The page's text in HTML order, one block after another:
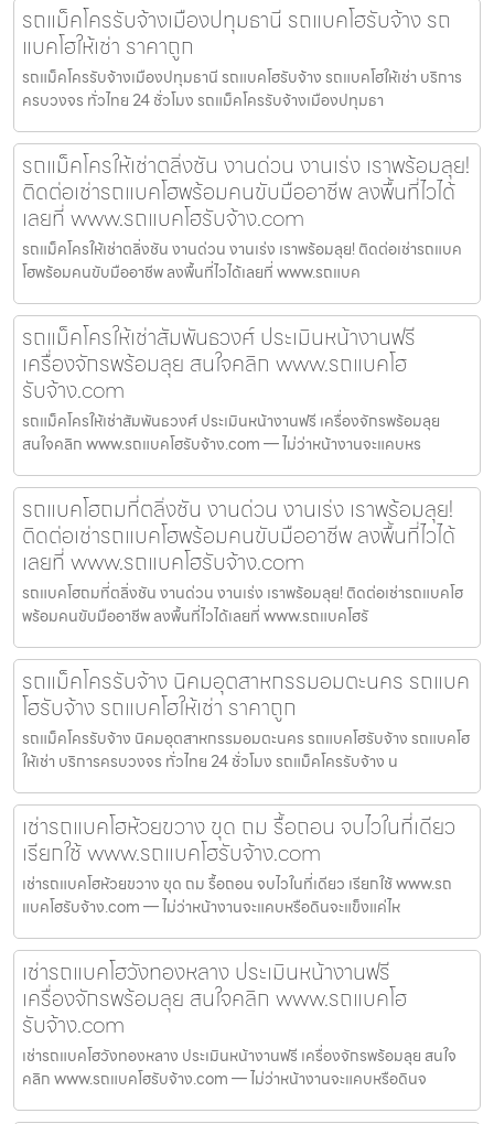
รถแม็คโครรับจ้างเมืองปทุมธานี รถแบคโฮรับจ้าง รถ
แบคโฮให้เช่า ราคาถูก
รถแม็คโครรับจ้างเมืองปทุมธานี รถแบคโฮรับจ้าง รถแบคโฮให้เช่า บริการ
ครบวงจร ทั่วไทย 24 ชั่วโมง รถแม็คโครรับจ้างเมืองปทุมธา
รถแม็คโครให้เช่าตลิ่งชัน งานด่วน งานเร่ง เราพร้อมลุย!
ติดต่อเช่ารถแบคโฮพร้อมคนขับมืออาชีพ ลงพื้นที่ไวได้
เลยที่ www.รถแบคโฮรับจ้าง.com
รถแม็คโครให้เช่าตลิ่งชัน งานด่วน งานเร่ง เราพร้อมลุย! ติดต่อเช่ารถแบค
โฮพร้อมคนขับมืออาชีพ ลงพื้นที่ไวได้เลยที่ www.รถแบค
รถแม็คโครให้เช่าสัมพันธวงศ์ ประเมินหน้างานฟรี
เครื่องจักรพร้อมลุย สนใจคลิก www.รถแบคโฮ
รับจ้าง.com
รถแม็คโครให้เช่าสัมพันธวงศ์ ประเมินหน้างานฟรี เครื่องจักรพร้อมลุย
สนใจคลิก www.รถแบคโฮรับจ้าง.com — ไม่ว่าหน้างานจะแคบหร
รถแบคโฮถมที่ตลิ่งชัน งานด่วน งานเร่ง เราพร้อมลุย!
ติดต่อเช่ารถแบคโฮพร้อมคนขับมืออาชีพ ลงพื้นที่ไวได้
เลยที่ www.รถแบคโฮรับจ้าง.com
รถแบคโฮถมที่ตลิ่งชัน งานด่วน งานเร่ง เราพร้อมลุย! ติดต่อเช่ารถแบคโฮ
พร้อมคนขับมืออาชีพ ลงพื้นที่ไวได้เลยที่ www.รถแบคโฮรั
รถแม็คโครรับจ้าง นิคมอุตสาหกรรมอมตะนคร รถแบค
โฮรับจ้าง รถแบคโฮให้เช่า ราคาถูก
รถแม็คโครรับจ้าง นิคมอุตสาหกรรมอมตะนคร รถแบคโฮรับจ้าง รถแบคโฮ
ให้เช่า บริการครบวงจร ทั่วไทย 24 ชั่วโมง รถแม็คโครรับจ้าง น
เช่ารถแบคโฮห้วยขวาง ขุด ถม รื้อถอน จบไวในที่เดียว
เรียกใช้ www.รถแบคโฮรับจ้าง.com
เช่ารถแบคโฮห้วยขวาง ขุด ถม รื้อถอน จบไวในที่เดียว เรียกใช้ www.รถ
แบคโฮรับจ้าง.com — ไม่ว่าหน้างานจะแคบหรือดินจะแข็งแค่ไห
เช่ารถแบคโฮวังทองหลาง ประเมินหน้างานฟรี
เครื่องจักรพร้อมลุย สนใจคลิก www.รถแบคโฮ
รับจ้าง.com
เช่ารถแบคโฮวังทองหลาง ประเมินหน้างานฟรี เครื่องจักรพร้อมลุย สนใจ
คลิก www.รถแบคโฮรับจ้าง.com — ไม่ว่าหน้างานจะแคบหรือดินจ